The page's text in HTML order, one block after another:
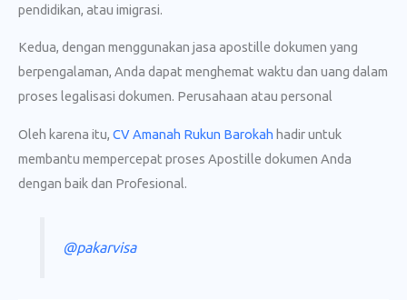
pendidikan, atau imigrasi.
Kedua, dengan menggunakan jasa apostille dokumen yang
berpengalaman, Anda dapat menghemat waktu dan uang dalam
proses legalisasi dokumen. Perusahaan atau personal
Oleh karena itu, CV Amanah Rukun Barokah hadir untuk
membantu mempercepat proses Apostille dokumen Anda
dengan baik dan Profesional.
@pakarvisa